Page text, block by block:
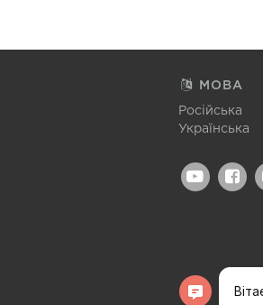
МОВА
Російська
Українська